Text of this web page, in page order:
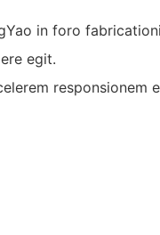
in foro
egit.
responsionem